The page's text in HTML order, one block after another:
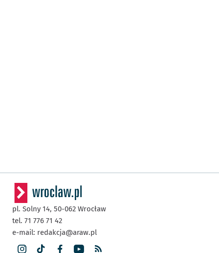
pl. Solny 14, 50-062 Wrocław
tel. 71 776 71 42
e-mail: redakcja@araw.pl